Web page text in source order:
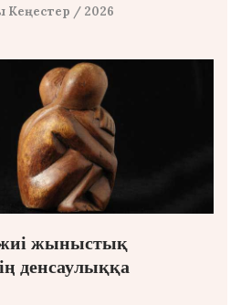
Кеңестер / 2026
жыныстық
денсаулыққа